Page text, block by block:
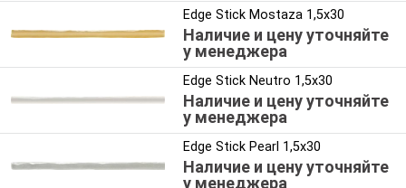
Edge Stick Mostaza 1,5x30
Наличие и цену уточняйте
у менеджера
Edge Stick Neutro 1,5x30
Наличие и цену уточняйте
у менеджера
Edge Stick Pearl 1,5x30
Наличие и цену уточняйте
у менеджера